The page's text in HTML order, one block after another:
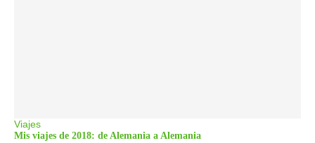
Viajes
Mis viajes de 2018: de Alemania a Alemania